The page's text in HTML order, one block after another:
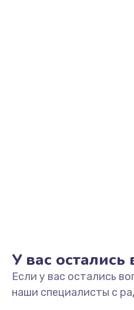
У вас остались
Если у вас остались
наши специалисты с